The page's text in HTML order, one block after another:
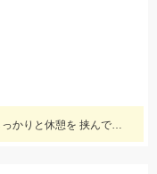
とても暑いため短時間釣行 もしくはしっかりと休憩を 挟んで釣りを行うように しましょう！